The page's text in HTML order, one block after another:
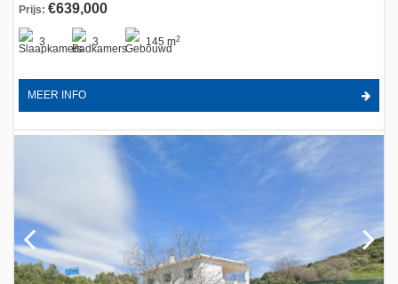
Prijs: €639,000
3 3 145 m2
MEER INFO